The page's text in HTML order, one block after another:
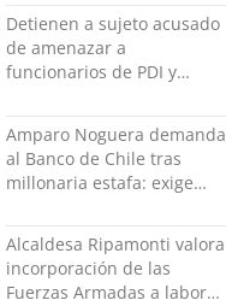
Detienen a sujeto acusado
de amenazar a
funcionarios de PDI y
Verde
Amparo Noguera demanda
al Banco de Chile tras
millonaria estafa: exige
Alcaldesa Ripamonti valora
incorporación de las
Fuerzas Armadas a labores